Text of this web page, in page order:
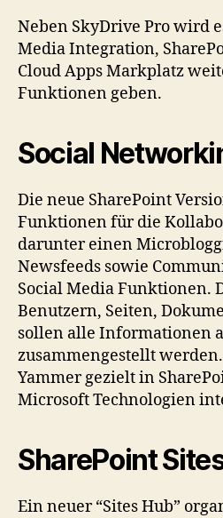
Neben SkyDrive Pro wird
Media Integration,
Cloud Apps Markplatz
Funktionen geben.
Social
Die neue SharePoint
Funktionen für die
darunter einen
Newsfeeds sowie
Social Media Funktionen.
Benutzern, Seiten,
sollen alle Informationen
zusammengestellt
Yammer gezielt in
Microsoft Technologien
SharePoint
Ein neuer “Sites Hub”